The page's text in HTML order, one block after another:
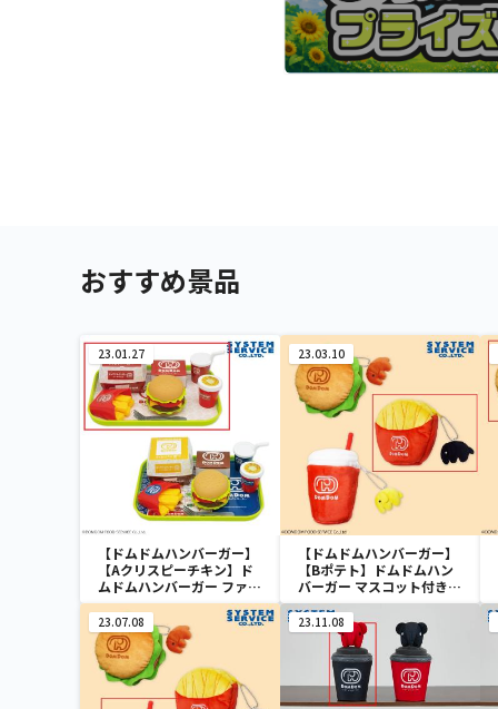
おすすめ景品
23.01.27
【ドムドムハンバーガー】
【Aクリスピーチキン】ド
ムドムハンバーガー ファー
ストフードおもちゃセット
23.03.10
【ドムドムハンバーガー】
【Bポテト】ドムドムハン
バーガー マスコット付きポ
ーチ
23.07.08 23.11.08